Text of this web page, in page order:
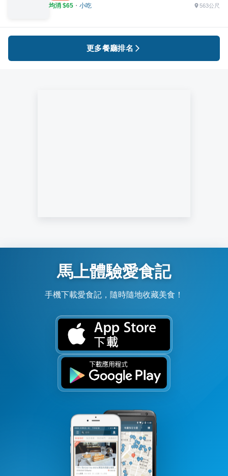
均消 $65 ・ 小吃 563公尺
更多餐廳排名
馬上體驗愛食記
手機下載愛食記，隨時隨地收藏美食！